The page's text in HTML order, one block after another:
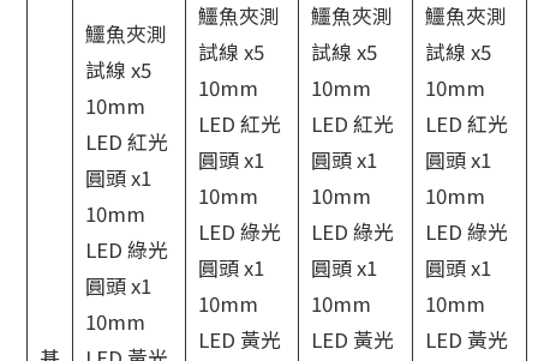
鱷魚夾測
試線 x5
10mm
LED 紅光
圓頭 x1
10mm
LED 綠光
圓頭 x1
10mm
鱷魚夾測
試線 x5
10mm
LED 紅光
圓頭 x1
10mm
LED 綠光
圓頭 x1
10mm
LED 黃光
鱷魚夾測
試線 x5
10mm
LED 紅光
圓頭 x1
10mm
LED 綠光
圓頭 x1
10mm
LED 黃光
鱷魚夾測
試線 x5
10mm
LED 紅光
圓頭 x1
10mm
LED 綠光
圓頭 x1
10mm
LED 黃光